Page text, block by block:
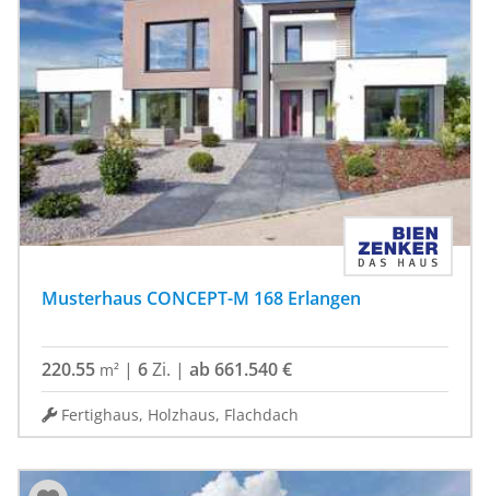
Musterhaus CONCEPT-M 168 Erlangen
220.55 m² | 6Zi. | ab 661.540 €
Fertighaus, Holzhaus, Flachdach